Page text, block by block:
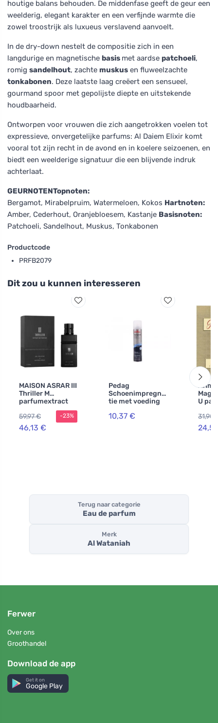
houtige balans behouden. De middenfase geeft de geur een
weelderig, elegant karakter en een verfijnde warmte die
zowel troostrijk als luxueus verslavend aanvoelt.
In de dry-down nestelt de compositie zich in een
langdurige en magnetische basis met aardse patchoeli,
romig sandelhout, zachte muskus en fluweelzachte
tonkabonen. Deze laatste laag creëert een sensueel,
gourmand spoor met gepolijste diepte en uitstekende
houdbaarheid.
Ontworpen voor vrouwen die zich aangetrokken voelen tot
expressieve, onvergetelijke parfums: Al Daiem Elixir komt
vooral tot zijn recht in de avond en in koelere seizoenen, en
biedt een weelderige signatuur die een blijvende indruk
achterlaat.
GEURNOTENTopnoten:
Bergamot, Mirabelpruim, Watermeloen, Kokos Hartnoten:
Amber, Cederhout, Oranjebloesem, Kastanje Basisnoten:
Patchoeli, Sandelhout, Muskus, Tonkabonen
Productcode
PRFB2079
Dit zou u kunnen interesseren
MAISON ASRAR III
Thriller M
parfumextract
59,97 €
46,13 €
-23%
Pedag
Schoenimpregna
tie met voeding
10,37 €
U
31,90
Terug naar categorie
Eau de parfum
Merk
Al Wataniah
Ferwer
Over ons
Groothandel
Download de app
Get it on
Google Play